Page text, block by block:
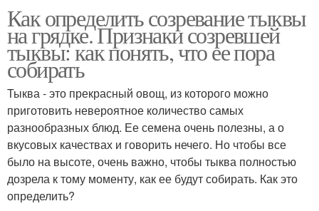
Как определить созревание тыквы
на грядке. Признаки созревшей
тыквы: как понять, что ее пора
собирать
Тыква - это прекрасный овощ, из которого можно
приготовить невероятное количество самых
разнообразных блюд. Ее семена очень полезны, а о
вкусовых качествах и говорить нечего. Но чтобы все
было на высоте, очень важно, чтобы тыква полностью
дозрела к тому моменту, как ее будут собирать. Как это
определить?